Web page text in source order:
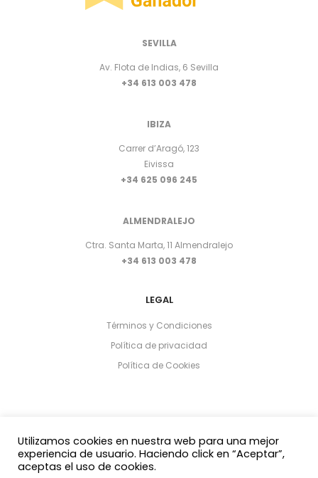
SEVILLA
Av. Flota de Indias, 6 Sevilla
+34 613 003 478
IBIZA
Carrer d’Aragó, 123
Eivissa
+34 625 096 245
ALMENDRALEJO
Ctra. Santa Marta, 11 Almendralejo
+34 613 003 478
LEGAL
Términos y Condiciones
Política de privacidad
Política de Cookies
Utilizamos cookies en nuestra web para una mejor
experiencia de usuario. Haciendo click en “Aceptar”,
aceptas el uso de cookies.